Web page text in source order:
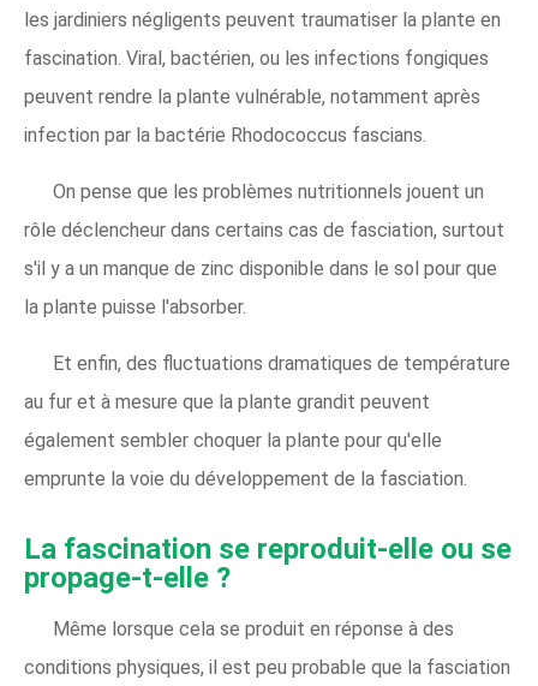
les jardiniers négligents peuvent traumatiser la plante en
fascination. Viral, bactérien, ou les infections fongiques
peuvent rendre la plante vulnérable, notamment après
infection par la bactérie Rhodococcus fascians.
On pense que les problèmes nutritionnels jouent un
rôle déclencheur dans certains cas de fasciation, surtout
s'il y a un manque de zinc disponible dans le sol pour que
la plante puisse l'absorber.
Et enfin, des fluctuations dramatiques de température
au fur et à mesure que la plante grandit peuvent
également sembler choquer la plante pour qu'elle
emprunte la voie du développement de la fasciation.
La fascination se reproduit-elle ou se
propage-t-elle ?
Même lorsque cela se produit en réponse à des
conditions physiques, il est peu probable que la fasciation